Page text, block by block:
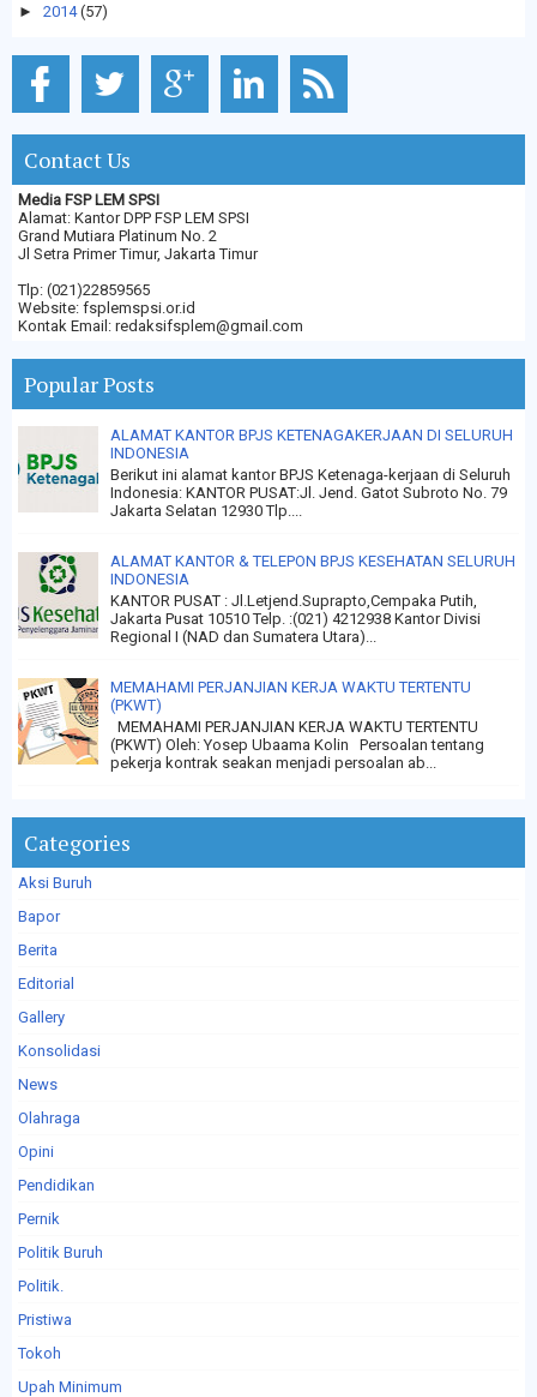
► 2014 (57)
Contact Us
Media FSP LEM SPSI
Alamat: Kantor DPP FSP LEM SPSI
Grand Mutiara Platinum No. 2
Jl Setra Primer Timur, Jakarta Timur
Tlp: (021)22859565
Website: fsplemspsi.or.id
Kontak Email: redaksifsplem@gmail.com
Popular Posts
ALAMAT KANTOR BPJS KETENAGAKERJAAN DI SELURUH
INDONESIA
Berikut ini alamat kantor BPJS Ketenaga-kerjaan di Seluruh
Indonesia: KANTOR PUSAT:Jl. Jend. Gatot Subroto No. 79
Jakarta Selatan 12930 Tlp....
ALAMAT KANTOR & TELEPON BPJS KESEHATAN SELURUH
INDONESIA
KANTOR PUSAT : Jl.Letjend.Suprapto,Cempaka Putih,
Jakarta Pusat 10510 Telp. :(021) 4212938 Kantor Divisi
Regional I (NAD dan Sumatera Utara)...
MEMAHAMI PERJANJIAN KERJA WAKTU TERTENTU
(PKWT)
MEMAHAMI PERJANJIAN KERJA WAKTU TERTENTU
(PKWT) Oleh: Yosep Ubaama Kolin Persoalan tentang
pekerja kontrak seakan menjadi persoalan ab...
Categories
Aksi Buruh
Bapor
Berita
Editorial
Gallery
Konsolidasi
News
Olahraga
Opini
Pendidikan
Pernik
Politik Buruh
Politik.
Pristiwa
Tokoh
Upah Minimum